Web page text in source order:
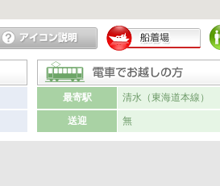
最寄駅 清水（東海道本線）
送迎 無